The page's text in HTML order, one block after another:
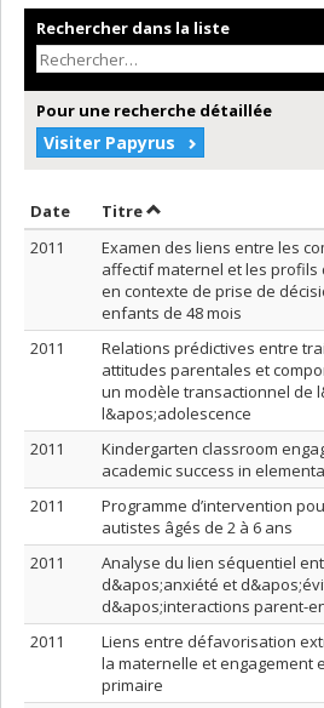
Rechercher dans la liste
Pour une recherche détaillée
Visiter Papyrus
Date Trier par date en ordre
TitreTrier par titre en
2011
Examen des liens entre les
affectif maternel et les
en contexte de prise de
enfants de 48 mois
2011
Relations prédictives entre
attitudes parentales et
un modèle transactionnel de
l&apos;adolescence
2011
Kindergarten classroom
academic success in
2011
Programme d’intervention
autistes âgés de 2 à 6 ans
2011
Analyse du lien séquentiel
d&apos;anxiété et
d&apos;interactions parent-
2011
Liens entre défavorisation
la maternelle et engagement
primaire